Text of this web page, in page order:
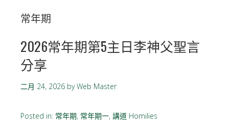
常年期
2026常年期第5主日李神父聖言
分享
二月 24, 2026 byWeb Master
Posted in: 常年期, 常年期一, 講道 Homilies